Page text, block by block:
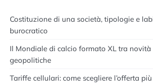
Costituzione di una società, tipologie e
burocratico
Il Mondiale di calcio formato XL tra novità
geopolitiche
Tariffe cellulari: come scegliere l’offerta